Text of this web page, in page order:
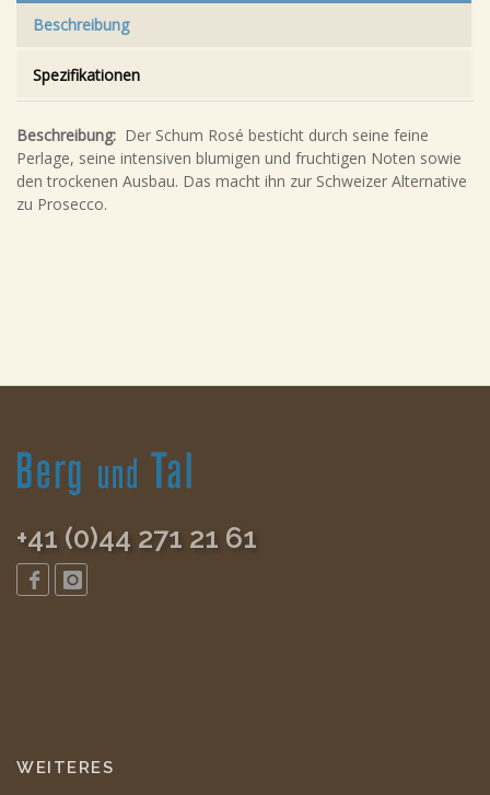
Beschreibung
Spezifikationen
Beschreibung: Der Schum Rosé besticht durch seine feine
Perlage, seine intensiven blumigen und fruchtigen Noten sowie
den trockenen Ausbau. Das macht ihn zur Schweizer Alternative
zu Prosecco.
+41 (0)44 271 21 61
WEITERES